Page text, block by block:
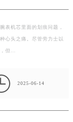
表机芯里面的划痕问题，
心头之痛。尽管劳力士以
但…
2025-06-14